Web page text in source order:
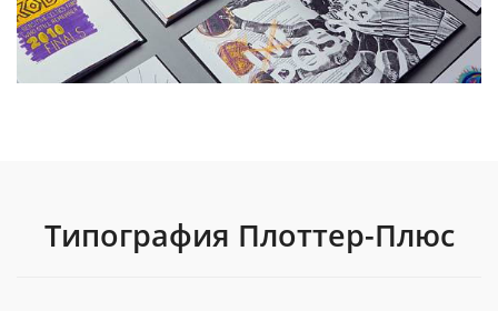
Типография Плоттер-Плюс